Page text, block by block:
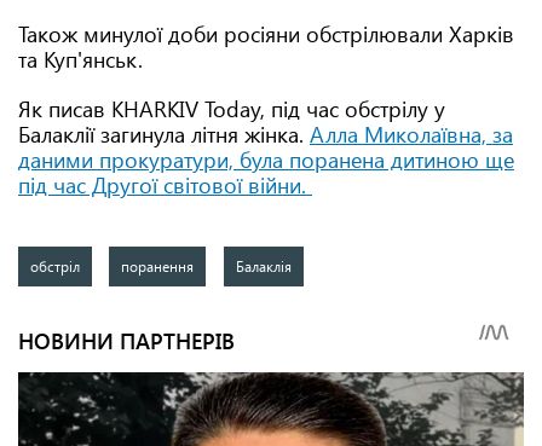
Також минулої доби росіяни обстрілювали Харків
та Куп'янськ.
Як писав KHARKIV Today, під час обстрілу у
Балаклії загинула літня жінка. Алла Миколаївна, за
даними прокуратури, була поранена дитиною ще
під час Другої світової війни.
обстріл поранення Балаклія